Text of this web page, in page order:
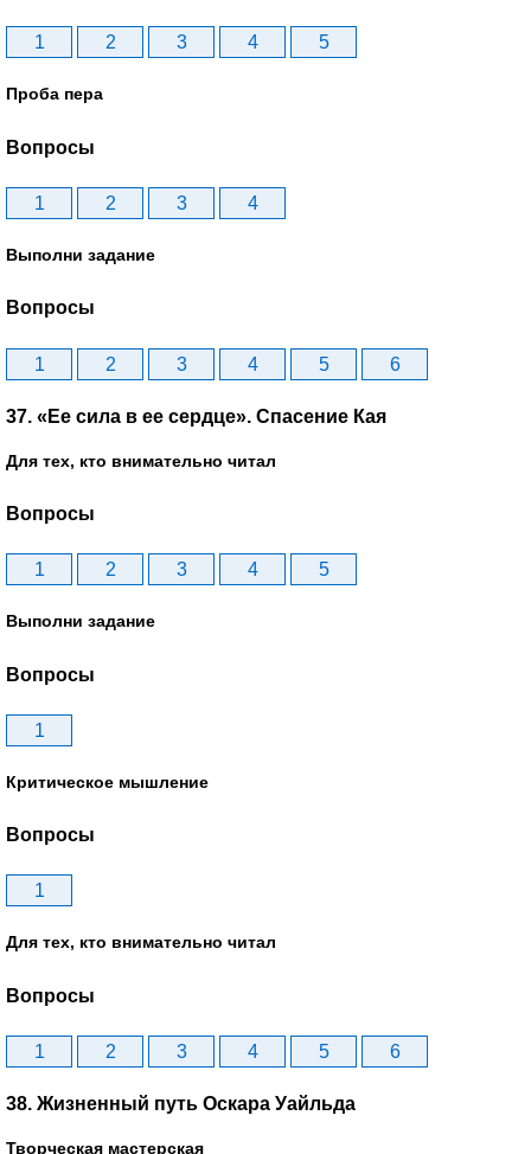
1 2 3 4 5
Проба пера
Вопросы
1 2 3 4
Выполни задание
Вопросы
1 2 3 4 5 6
37. «Ее сила в ее сердце». Спасение Кая
Для тех, кто внимательно читал
Вопросы
1 2 3 4 5
Выполни задание
Вопросы
1
Критическое мышление
Вопросы
1
Для тех, кто внимательно читал
Вопросы
1 2 3 4 5 6
38. Жизненный путь Оскара Уайльда
Творческая мастерская